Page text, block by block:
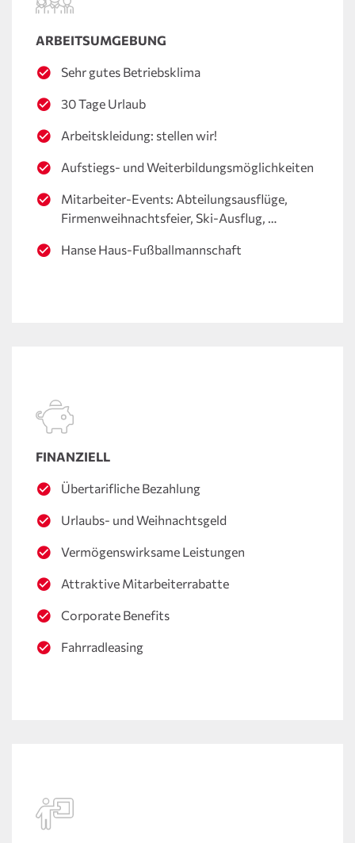
ARBEITSUMGEBUNG
Sehr gutes Betriebsklima
30 Tage Urlaub
Arbeitskleidung: stellen wir!
Aufstiegs- und Weiterbildungs­möglichkeiten
Mitarbeiter-Events: Abteilungsausflüge,
Firmenweihnachtsfeier, Ski-Ausflug, …
Hanse Haus-Fußballmannschaft
FINANZIELL
Übertarifliche Bezahlung
Urlaubs- und Weihnachtsgeld
Vermögenswirksame Leistungen
Attraktive Mitarbeiterrabatte
Corporate Benefits
Fahrradleasing